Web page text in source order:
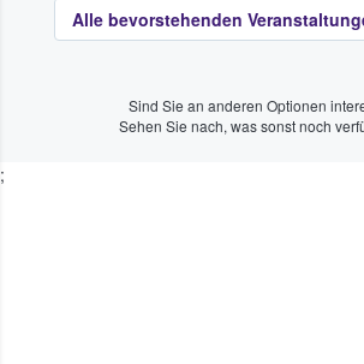
Alle bevorstehenden
Sind Sie an anderen Optionen
Sehen Sie nach, was sonst noch
;